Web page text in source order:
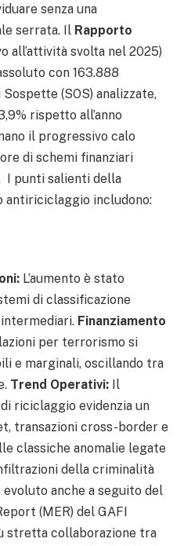
senza una
serrata. Il Rapporto
all’attività svolta nel 2025)
con 163.888
(SOS) analizzate,
rispetto all’anno
il progressivo calo
di schemi finanziari
I punti salienti della
antiriciclaggio includono:
L’aumento è stato
di classificazione
Finanziamento
per terrorismo si
e marginali, oscillando tra
Trend Operativi: Il
riciclaggio evidenzia un
transazioni cross-border e
classiche anomalie legate
della criminalità
evoluto anche a seguito del
(MER) del GAFI
stretta collaborazione tra